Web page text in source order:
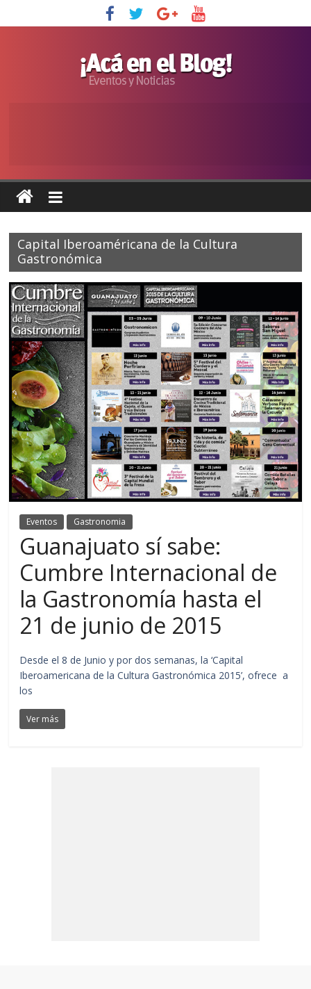
Capital Iberoaméricana de la Cultura
Gastronómica
Eventos Gastronomia
Guanajuato sí sabe:
Cumbre Internacional de
la Gastronomía hasta el
21 de junio de 2015
Desde el 8 de Junio y por dos semanas, la ‘Capital
Iberoamericana de la Cultura Gastronómica 2015’, ofrece a
los
Ver más